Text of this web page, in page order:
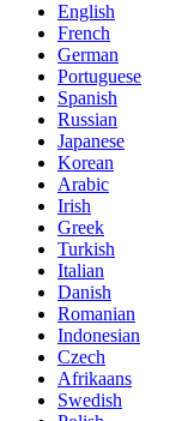
English
French
German
Portuguese
Spanish
Russian
Japanese
Korean
Arabic
Irish
Greek
Turkish
Italian
Danish
Romanian
Indonesian
Czech
Afrikaans
Swedish